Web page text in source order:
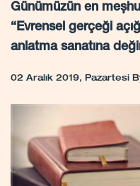
Günümüzün en
“Evrensel gerçeği
anlatma sanatına
02 Aralık 2019, Pazartesi